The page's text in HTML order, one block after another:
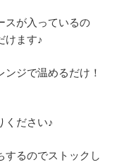
スが入っているの
けます♪
ジで温めるだけ！
ください♪
するのでストックし